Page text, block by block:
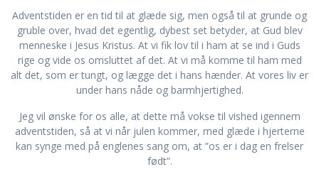
Adventstiden er en tid til at glæde sig, men også til at grunde og
gruble over, hvad det egentlig, dybest set betyder, at Gud blev
menneske i Jesus Kristus. At vi fik lov til i ham at se ind i Guds
rige og vide os omsluttet af det. At vi må komme til ham med
alt det, som er tungt, og lægge det i hans hænder. At vores liv er
under hans nåde og barmhjertighed.
Jeg vil ønske for os alle, at dette må vokse til vished igennem
adventstiden, så at vi når julen kommer, med glæde i hjerterne
kan synge med på englenes sang om, at ”os er i dag en frelser
født”.